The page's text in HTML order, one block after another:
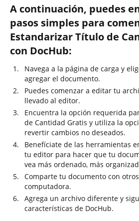
A continuación, puedes
pasos simples para
Estandarizar Título de
con DocHub:
Navega a la página de carga y
agregar el documento.
Puedes comenzar a editar tu
llevado al editor.
Encuentra la opción requerida
de Cantidad Gratis y utiliza la
revertir cambios no deseados.
Benefíciate de las herramientas
tu editor para hacer que tu
vea más ordenado, más
Comparte tu documento con
computadora.
Agrega un archivo diferente y
características de DocHub.